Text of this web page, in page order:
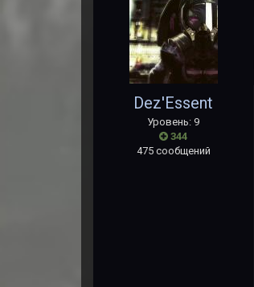
Dez'Essent
Уровень: 9
344
475 сообщений